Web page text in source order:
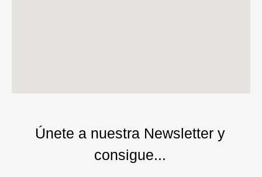
Únete a nuestra Newsletter y
consigue...